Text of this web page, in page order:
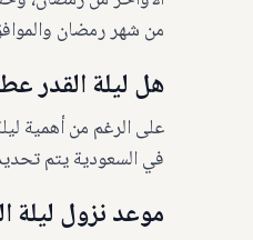
من شهر رمضان والموافق 15 مارس
هل ليلة القدر
على الرغم من أهمية
في السعودية يتم
موعد نزول ليلة